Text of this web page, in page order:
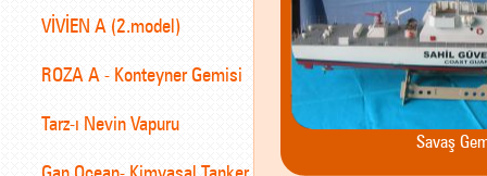
VİVİEN A (2.model)
ROZA A - Konteyner Gemisi
Tarz-ı Nevin Vapuru
Gan Ocean- Kimyasal Tanker
Savaş